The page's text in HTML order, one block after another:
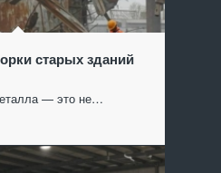
старых зданий
— это не…